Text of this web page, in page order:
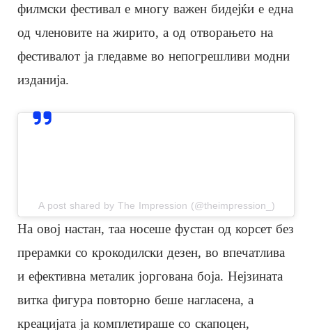
филмски фестивал е многу важен бидејќи е една
од членовите на жирито, а од отворањето на
фестивалот ја гледавме во непогрешливи модни
изданија.
A post shared by The Impression (@theimpression_)
На овој настан, таа носеше фустан од корсет без
прерамки со крокодилски дезен, во впечатлива
и ефективна металик јоргована боја. Нејзината
витка фигура повторно беше нагласена, а
креацијата ја комплетираше со скапоцен,